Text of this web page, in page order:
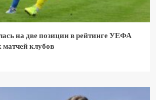
на две позиции в рейтинге УЕФА
клубов